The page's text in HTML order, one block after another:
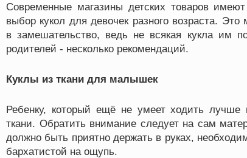
Современные магазины детских товаров
выбор кукол для девочек разного возраста. Это
в замешательство, ведь не всякая кукла им
родителей - несколько рекомендаций.
Куклы из ткани для малышек
Ребенку, который ещё не умеет ходить лучше
ткани. Обратить внимание следует на сам
должно быть приятно держать в руках,
бархатистой на ощупь.